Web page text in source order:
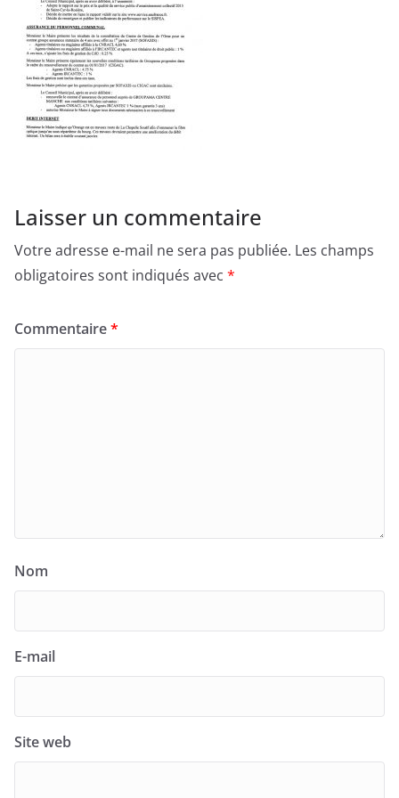
Laisser un commentaire
Votre adresse e-mail ne sera pas publiée. Les champs
obligatoires sont indiqués avec *
Commentaire*
Nom
E-mail
Site web